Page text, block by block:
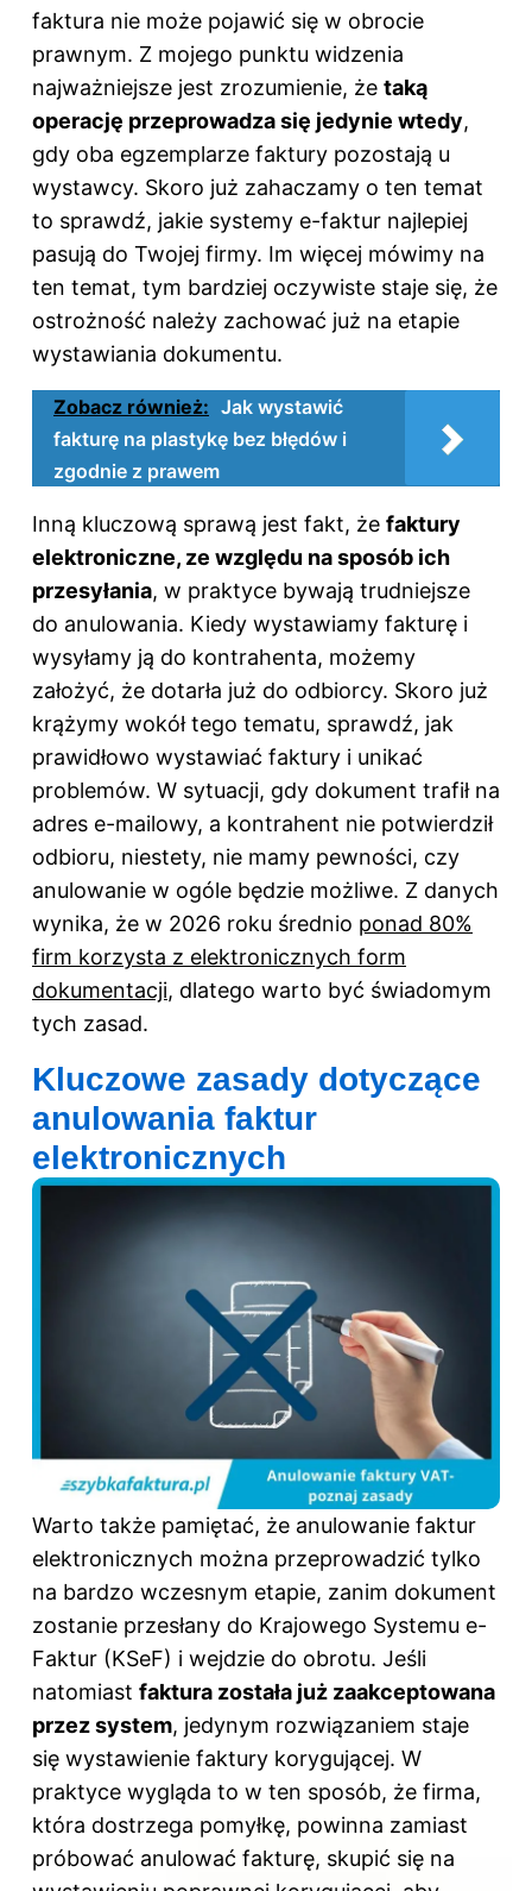
faktura nie może pojawić się w obrocie
prawnym. Z mojego punktu widzenia
najważniejsze jest zrozumienie, że taką
operację przeprowadza się jedynie wtedy,
gdy oba egzemplarze faktury pozostają u
wystawcy. Skoro już zahaczamy o ten temat
to sprawdź, jakie systemy e-faktur najlepiej
pasują do Twojej firmy. Im więcej mówimy na
ten temat, tym bardziej oczywiste staje się, że
ostrożność należy zachować już na etapie
wystawiania dokumentu.
Zobacz również: Jak wystawić
fakturę na plastykę bez błędów i
zgodnie z prawem
Inną kluczową sprawą jest fakt, że faktury
elektroniczne, ze względu na sposób ich
przesyłania, w praktyce bywają trudniejsze
do anulowania. Kiedy wystawiamy fakturę i
wysyłamy ją do kontrahenta, możemy
założyć, że dotarła już do odbiorcy. Skoro już
krążymy wokół tego tematu, sprawdź, jak
prawidłowo wystawiać faktury i unikać
problemów. W sytuacji, gdy dokument trafił na
adres e-mailowy, a kontrahent nie potwierdził
odbioru, niestety, nie mamy pewności, czy
anulowanie w ogóle będzie możliwe. Z danych
wynika, że w 2026 roku średnio ponad 80%
firm korzysta z elektronicznych form
dokumentacji, dlatego warto być świadomym
tych zasad.
Kluczowe zasady dotyczące
anulowania faktur
elektronicznych
Warto także pamiętać, że anulowanie faktur
elektronicznych można przeprowadzić tylko
na bardzo wczesnym etapie, zanim dokument
zostanie przesłany do Krajowego Systemu e-
Faktur (KSeF) i wejdzie do obrotu. Jeśli
natomiast faktura została już zaakceptowana
przez system, jedynym rozwiązaniem staje
się wystawienie faktury korygującej. W
praktyce wygląda to w ten sposób, że firma,
która dostrzega pomyłkę, powinna zamiast
próbować anulować fakturę, skupić się na